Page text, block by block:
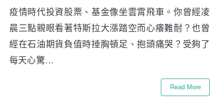
疫情時代投資股票、基金像坐雲霄飛車。你曾經凌
晨三點親眼看著特斯拉大漲踏空而心癢難耐？也曾
經在石油期貨負值時捶胸頓足、抱頭痛哭？受夠了
每天心驚…
Read More